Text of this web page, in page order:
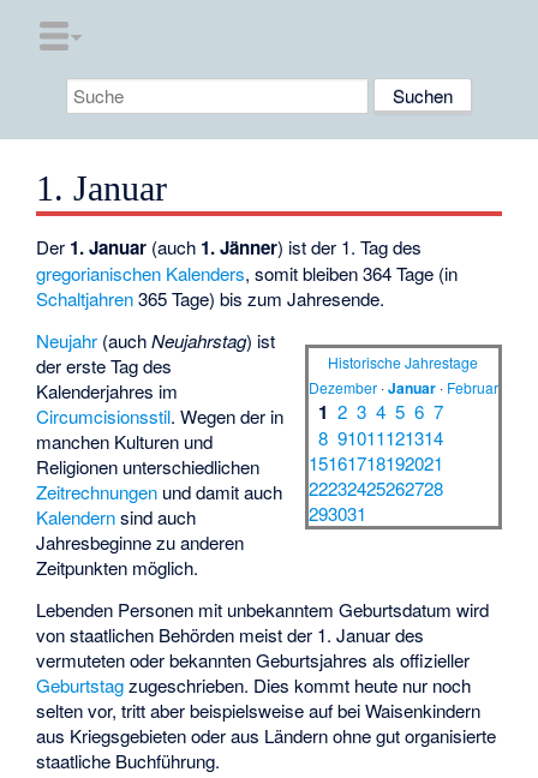
1. Januar
Der 1. Januar (auch 1. Jänner) ist der 1. Tag des
gregorianischen Kalenders, somit bleiben 364 Tage (in
Schaltjahren365 Tage) bis zum Jahresende.
Historische Jahrestage
Dezember·Januar· Februar
1 2 3 4 5 6 7
8 91011121314
15161718192021
22232425262728
293031
Neujahr (auchNeujahrstag) ist
der erste Tag des
Kalenderjahres im
Circumcisionsstil. Wegen der in
manchen Kulturen und
Religionen unterschiedlichen
Zeitrechnungen und damit auch
Kalendernsind auch
Jahresbeginne zu anderen
Zeitpunkten möglich.
Lebenden Personen mit unbekanntem Geburtsdatum wird
von staatlichen Behörden meist der 1. Januar des
vermuteten oder bekannten Geburtsjahres als offizieller
Geburtstagzugeschrieben. Dies kommt heute nur noch
selten vor, tritt aber beispielsweise auf bei Waisenkindern
aus Kriegsgebieten oder aus Ländern ohne gut organisierte
staatliche Buchführung.